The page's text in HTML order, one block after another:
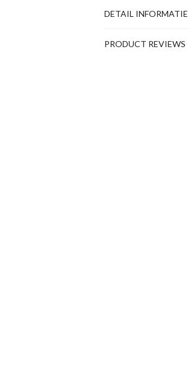
DETAIL INFORMATIE
PRODUCT REVIEWS